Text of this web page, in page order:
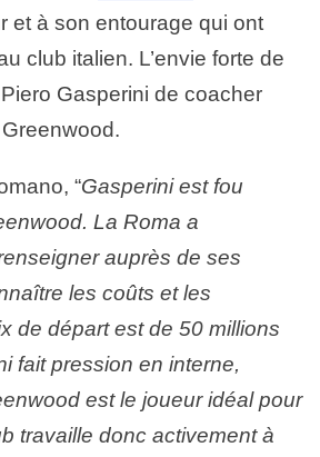
et à son entourage qui ont
club italien. L’envie forte de
Piero Gasperini de coacher
Greenwood.
“Gasperini est fou
La Roma a
auprès de ses
les coûts et les
de départ est de 50 millions
fait pression en interne,
est le joueur idéal pour
travaille donc activement à